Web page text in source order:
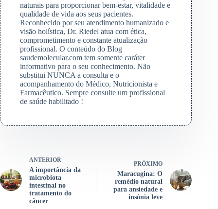
naturais para proporcionar bem-estar, vitalidade e
qualidade de vida aos seus pacientes.
Reconhecido por seu atendimento humanizado e
visão holística, Dr. Riedel atua com ética,
comprometimento e constante atualização
profissional. O conteúdo do Blog
saudemolecular.com tem somente caráter
informativo para o seu conhecimento. Não
substitui NUNCA a consulta e o
acompanhamento do Médico, Nutricionista e
Farmacêutico. Sempre consulte um profissional
de saúde habilitado !
ANTERIOR
A importância da
microbiota
intestinal no
tratamento do
câncer
PRÓXIMO
Maracugina: O
remédio natural
para ansiedade e
insônia leve